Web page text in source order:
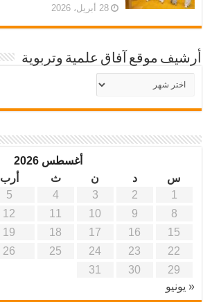
28 أبريل، 2026
أرشيف موقع آفاق علمية وتربوية
أرشيف
موقع
أغسطس 2026
س
د ن ث أرب
1
2
3
4
5
8
9
10
11
12
15
16
17
18
19
22
23
24
25
26
29
30
31
« يونيو